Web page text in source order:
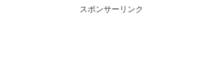
スポンサーリンク